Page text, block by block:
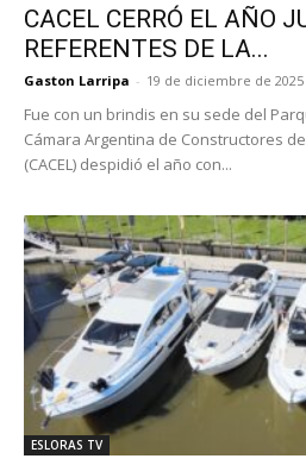
CACEL CERRÓ EL AÑO
REFERENTES DE LA...
Gaston Larripa - 19 de diciembre de 2025
Fue con un brindis en su sede del
Cámara Argentina de Constructores
(CACEL) despidió el año con...
ESLORAS TV